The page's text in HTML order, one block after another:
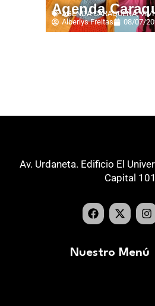
Agenda
AGENDA CARAQUEÑA,
Alberlys Freitas
08/07/
Av. Urdaneta. Edificio El
Capital
Nuestro Menú